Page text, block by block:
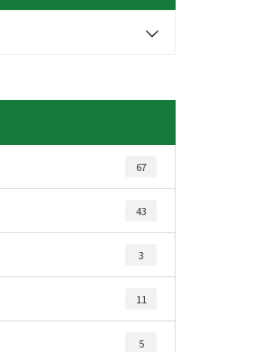
67
43
3
11
5